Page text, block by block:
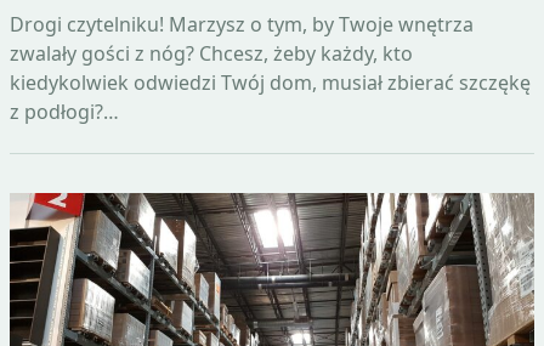
Drogi czytelniku! Marzysz o tym, by Twoje wnętrza
zwalały gości z nóg? Chcesz, żeby każdy, kto
kiedykolwiek odwiedzi Twój dom, musiał zbierać szczękę
z podłogi?…